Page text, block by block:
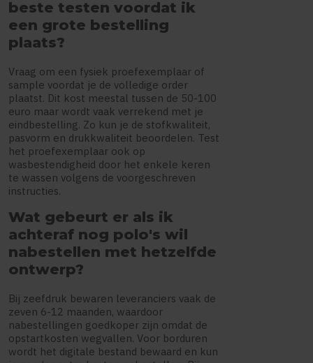
beste testen voordat ik
een grote bestelling
plaats?
Vraag om een fysiek proefexemplaar of
sample voordat je de volledige order
plaatst. Dit kost meestal tussen de 50-100
euro maar wordt vaak verrekend met je
eindbestelling. Zo kun je de stofkwaliteit,
pasvorm en drukkwaliteit beoordelen. Test
het proefexemplaar ook op
wasbestendigheid door het enkele keren
te wassen volgens de voorgeschreven
instructies.
Wat gebeurt er als ik
achteraf nog polo's wil
nabestellen met hetzelfde
ontwerp?
Bij zeefdruk bewaren leveranciers vaak de
zeven 6-12 maanden, waardoor
nabestellingen goedkoper zijn omdat de
opstartkosten wegvallen. Voor borduren
wordt het digitale bestand bewaard en kun